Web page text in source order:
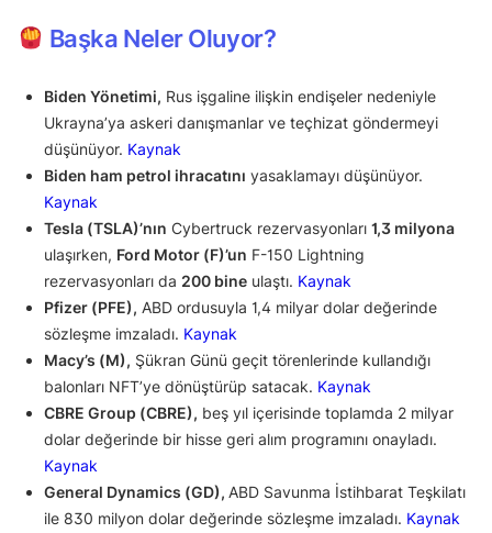
Başka Neler Oluyor?
Biden Yönetimi, Rus işgaline ilişkin endişeler nedeniyle
Ukrayna’ya askeri danışmanlar ve teçhizat göndermeyi
düşünüyor. Kaynak
Biden ham petrol ihracatını yasaklamayı düşünüyor.
Kaynak
Tesla (TSLA)’nın Cybertruck rezervasyonları 1,3 milyona
ulaşırken, Ford Motor (F)’un F-150 Lightning
rezervasyonları da 200 bine ulaştı. Kaynak
Pfizer (PFE), ABD ordusuyla 1,4 milyar dolar değerinde
sözleşme imzaladı. Kaynak
Macy’s (M), Şükran Günü geçit törenlerinde kullandığı
balonları NFT’ye dönüştürüp satacak. Kaynak
CBRE Group (CBRE), beş yıl içerisinde toplamda 2 milyar
dolar değerinde bir hisse geri alım programını onayladı.
Kaynak
General Dynamics (GD), ABD Savunma İstihbarat Teşkilatı
ile 830 milyon dolar değerinde sözleşme imzaladı. Kaynak